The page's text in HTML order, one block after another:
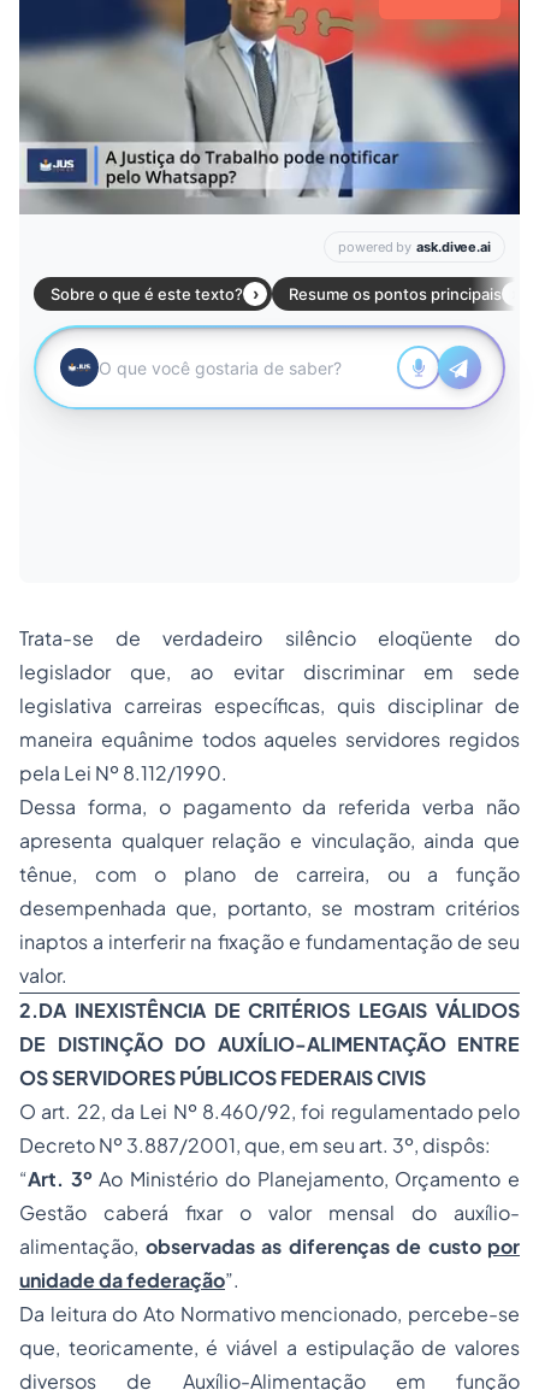
Trata-se de verdadeiro silêncio eloqüente do
legislador que, ao evitar discriminar em sede
legislativa carreiras específicas, quis disciplinar de
maneira equânime todos aqueles servidores regidos
pela Lei Nº 8.112/1990.
Dessa forma, o pagamento da referida verba não
apresenta qualquer relação e vinculação, ainda que
tênue, com o plano de carreira, ou a função
desempenhada que, portanto, se mostram critérios
inaptos a interferir na fixação e fundamentação de seu
valor.
2.DA INEXISTÊNCIA DE CRITÉRIOS LEGAIS VÁLIDOS
DE DISTINÇÃO DO AUXÍLIO-ALIMENTAÇÃO ENTRE
OS SERVIDORES PÚBLICOS FEDERAIS CIVIS
O art. 22, da Lei Nº 8.460/92, foi regulamentado pelo
Decreto Nº 3.887/2001, que, em seu art. 3º, dispôs:
“Art. 3ºAo Ministério do Planejamento, Orçamento e
Gestão caberá fixar o valor mensal do auxílio-
alimentação, observadas as diferenças de custo por
unidade da federação”.
Da leitura do Ato Normativo mencionado, percebe-se
que, teoricamente, é viável a estipulação de valores
diversos de Auxílio-Alimentação em função